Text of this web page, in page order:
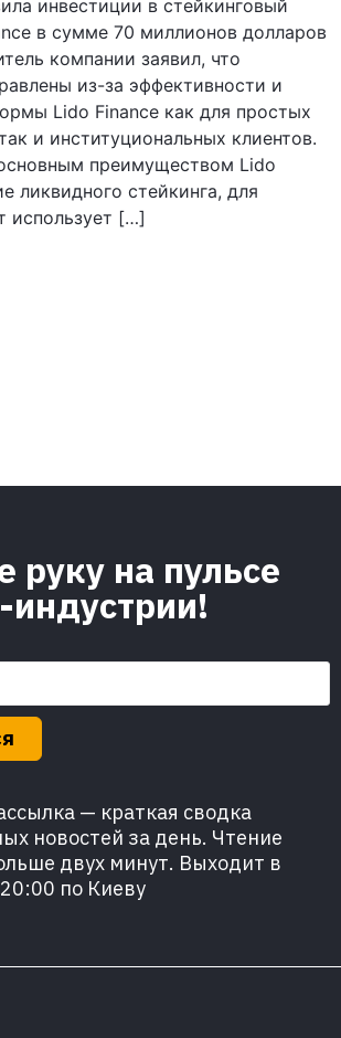
инвестиции в стейкинговый
в сумме 70 миллионов долларов
компании заявил, что
из-за эффективности и
Lido Finance как для простых
и институциональных клиентов.
преимуществом Lido
ликвидного стейкинга, для
использует […]
руку на пульсе
индустрии!
— краткая сводка
новостей за день. Чтение
двух минут. Выходит в
по Киеву